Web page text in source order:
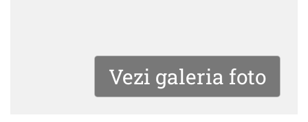
Vezi galeria foto